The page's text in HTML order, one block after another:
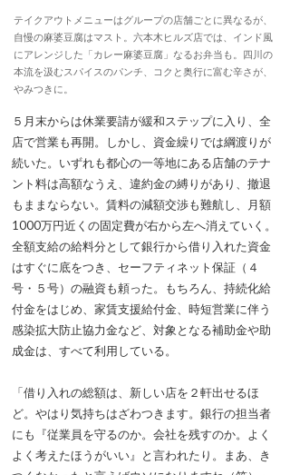
テイクアウトメニューはグループの店舗ごとに異なるが、
自慢の麻婆豆腐はマスト。六本木ヒルズ店では、インド風
にアレンジした「カレー麻婆豆腐」なるお弁当も。四川の
本流を汲むスパイスのパンチ、コクと奥行に富む辛さが、
やみつきに。
５月末からは休業要請が緩和ステップに入り、全
店で営業も再開。しかし、資金繰りでは綱渡りが
続いた。いずれも都心の一等地にある店舗のテナ
ント料は高額なうえ、違約金の縛りがあり、撤退
もままならない。賃料の減額交渉も難航し、月額
1000万円近くの固定費が右から左へ消えていく。
全額支給の給料分として銀行から借り入れた資金
はすぐに底をつき、セーフティネット保証（４
号・５号）の融資も頼った。もちろん、持続化給
付金をはじめ、家賃支援給付金、時短営業に伴う
感染拡大防止協力金など、対象となる補助金や助
成金は、すべて利用している。
「借り入れの総額は、新しい店を２軒出せるほ
ど。やはり気持ちはざわつきます。銀行の担当者
にも『従業員を守るのか。会社を残すのか。よく
よく考えたほうがいい』と言われたり。まあ、き